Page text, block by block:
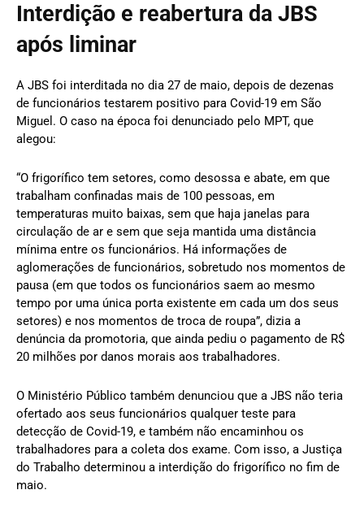
Interdição e reabertura da JBS
após liminar
A JBS foi interditada no dia 27 de maio, depois de dezenas
de funcionários testarem positivo para Covid-19 em São
Miguel. O caso na época foi denunciado pelo MPT, que
alegou:
“O frigorífico tem setores, como desossa e abate, em que
trabalham confinadas mais de 100 pessoas, em
temperaturas muito baixas, sem que haja janelas para
circulação de ar e sem que seja mantida uma distância
mínima entre os funcionários. Há informações de
aglomerações de funcionários, sobretudo nos momentos de
pausa (em que todos os funcionários saem ao mesmo
tempo por uma única porta existente em cada um dos seus
setores) e nos momentos de troca de roupa”, dizia a
denúncia da promotoria, que ainda pediu o pagamento de R$
20 milhões por danos morais aos trabalhadores.
O Ministério Público também denunciou que a JBS não teria
ofertado aos seus funcionários qualquer teste para
detecção de Covid-19, e também não encaminhou os
trabalhadores para a coleta dos exame. Com isso, a Justiça
do Trabalho determinou a interdição do frigorífico no fim de
maio.